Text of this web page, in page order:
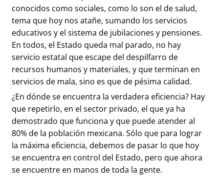
conocidos como sociales, como lo son el de salud,
tema que hoy nos atañe, sumando los servicios
educativos y el sistema de jubilaciones y pensiones.
En todos, el Estado queda mal parado, no hay
servicio estatal que escape del despilfarro de
recursos humanos y materiales, y que terminan en
servicios de mala, sino es que de pésima calidad.
¿En dónde se encuentra la verdadera eficiencia? Hay
que repetirlo, en el sector privado, el que ya ha
demostrado que funciona y que puede atender al
80% de la población mexicana. Sólo que para lograr
la máxima eficiencia, debemos de pasar lo que hoy
se encuentra en control del Estado, pero que ahora
se encuentre en manos de toda la gente.